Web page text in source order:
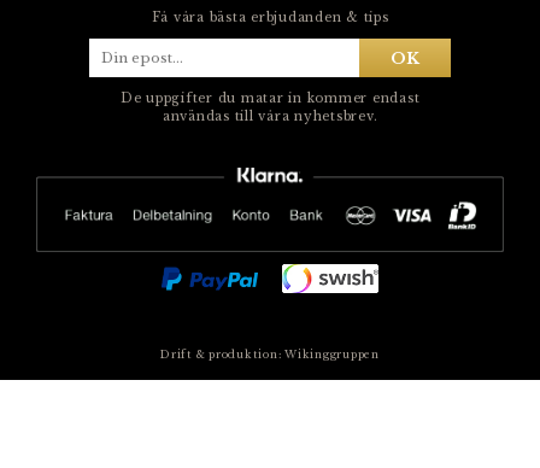
Få våra bästa erbjudanden & tips
OK
De uppgifter du matar in kommer endast
användas till våra nyhetsbrev.
Drift & produktion:Wikinggruppen